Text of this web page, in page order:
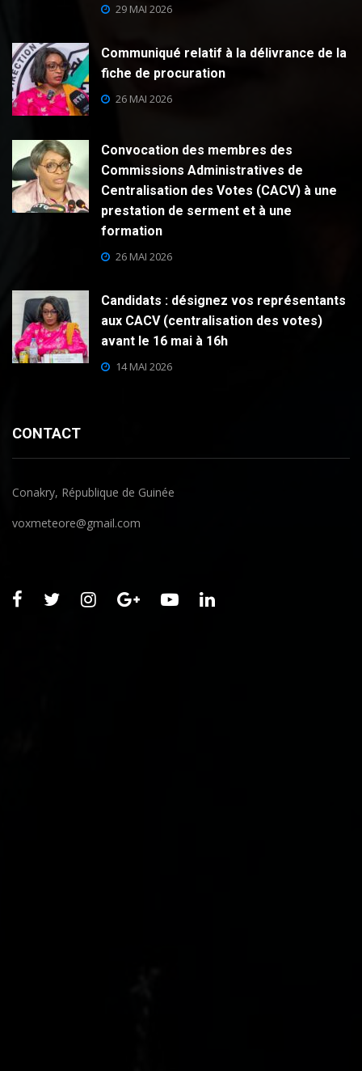
29 MAI 2026
Communiqué relatif à la délivrance de la
fiche de procuration
26 MAI 2026
Convocation des membres des
Commissions Administratives de
Centralisation des Votes (CACV) à une
prestation de serment et à une
formation
26 MAI 2026
Candidats : désignez vos représentants
aux CACV (centralisation des votes)
avant le 16 mai à 16h
14 MAI 2026
CONTACT
Conakry, République de Guinée
voxmeteore@gmail.com